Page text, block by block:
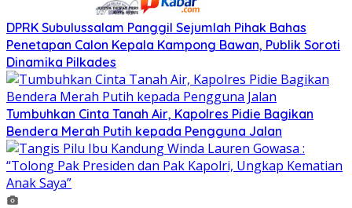
DPRK Subulussalam Panggil Sejumlah Pihak Bahas
Penetapan Calon Kepala Kampong Bawan, Publik Soroti
Dinamika Pilkades
‎Tumbuhkan Cinta Tanah Air, Kapolres Pidie Bagikan
Bendera Merah Putih kepada Pengguna Jalan